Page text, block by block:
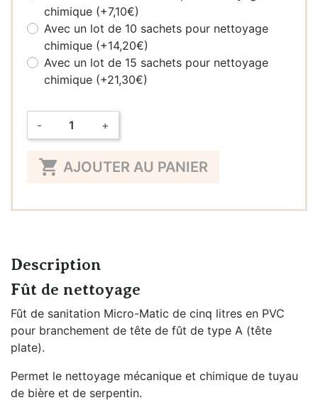
chimique (+7,10€)
Avec un lot de 10 sachets pour nettoyage
chimique (+14,20€)
Avec un lot de 15 sachets pour nettoyage
chimique (+21,30€)
Quantité
- +
 AJOUTER AU PANIER
Description
Fût de nettoyage
Fût de sanitation Micro-Matic de cinq litres en PVC
pour branchement de tête de fût de type A (tête
plate).
Permet le nettoyage mécanique et chimique de tuyau
de bière et de serpentin.